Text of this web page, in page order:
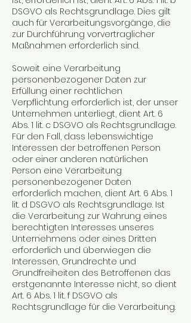
DSGVO als Rechtsgrundlage. Dies gilt
auch für Verarbeitungsvorgänge, die
zur Durchführung vorvertraglicher
Maßnahmen erforderlich sind.
Soweit eine Verarbeitung
personenbezogener Daten zur
Erfüllung einer rechtlichen
Verpflichtung erforderlich ist, der unser
Unternehmen unterliegt, dient Art. 6
Abs. 1 lit. c DSGVO als Rechtsgrundlage.
Für den Fall, dass lebenswichtige
Interessen der betroffenen Person
oder einer anderen natürlichen
Person eine Verarbeitung
personenbezogener Daten
erforderlich machen, dient Art. 6 Abs. 1
lit. d DSGVO als Rechtsgrundlage. Ist
die Verarbeitung zur Wahrung eines
berechtigten Interesses unseres
Unternehmens oder eines Dritten
erforderlich und überwiegen die
Interessen, Grundrechte und
Grundfreiheiten des Betroffenen das
erstgenannte Interesse nicht, so dient
Art. 6 Abs. 1 lit. f DSGVO als
Rechtsgrundlage für die Verarbeitung.